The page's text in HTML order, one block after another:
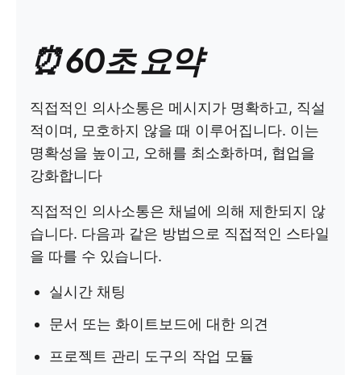
⏰ 60초 요약
직접적인 의사소통은 메시지가 명확하고, 직설
적이며, 모호하지 않을 때 이루어집니다. 이는
명확성을 높이고, 오해를 최소화하며, 협업을
강화합니다
직접적인 의사소통은 채널에 의해 제한되지 않
습니다. 다음과 같은 방법으로 직접적인 스타일
을 따를 수 있습니다.
실시간 채팅
문서 또는 화이트보드에 대한 의견
프로젝트 관리 도구의 작업 모듈